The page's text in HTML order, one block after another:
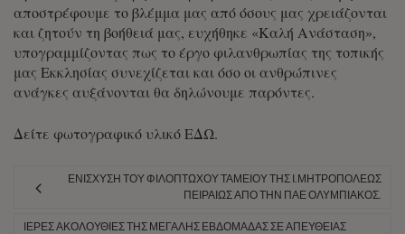
αποστρέφουμε το βλέμμα μας από όσους μας χρειάζονται
και ζητούν τη βοήθειά μας, ευχήθηκε «Καλή Ανάσταση»,
υπογραμμίζοντας πως το έργο φιλανθρωπίας της τοπικής
μας Εκκλησίας συνεχίζεται και όσο οι ανθρώπινες
ανάγκες αυξάνονται θα δηλώνουμε παρόντες.
Δείτε φωτογραφικό υλικόΕΔΩ.
ΕΝΊΣΧΥΣΗ ΤΟΥ ΦΙΛΟΠΤΏΧΟΥ ΤΑΜΕΊΟΥ ΤΗΣ Ι.ΜΗΤΡΟΠΌΛΕΩΣ
ΠΕΙΡΑΙΏΣ ΑΠΌ ΤΗΝ ΠΑΕ ΟΛΥΜΠΙΑΚΌΣ.
ΙΕΡΈΣ ΑΚΟΛΟΥΘΊΕΣ ΤΗΣ ΜΕΓΆΛΗΣ ΕΒΔΟΜΆΔΑΣ ΣΕ ΑΠΕΥΘΕΊΑΣ